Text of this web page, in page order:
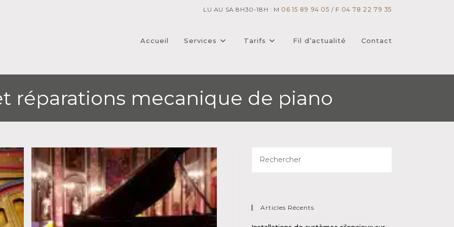
LU AU SA 8H30-18H : M 06 15 89 94 05 / F 04 78 22 79 35
Accueil Services Tarifs Fil d’actualité Contact
réparations mecanique de piano
Articles Récents